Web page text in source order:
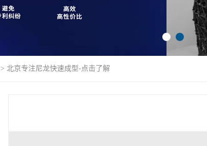
> 北京专注尼龙快速成型-点击了解